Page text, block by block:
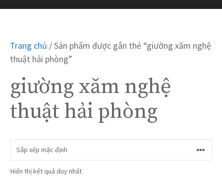
Trang chủ / Sản phẩm được gắn thẻ “giường xăm nghệ
thuật hải phòng”
giường xăm nghệ
thuật hải phòng
Hiển thị kết quả duy nhất